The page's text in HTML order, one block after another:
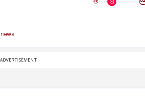
ADVERTISEMENT